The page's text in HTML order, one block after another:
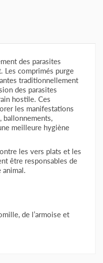
des parasites
Les comprimés purge
traditionnellement
des parasites
hostile. Ces
les manifestations
ballonnements,
meilleure hygiène
les vers plats et les
être responsables de
de l’armoise et